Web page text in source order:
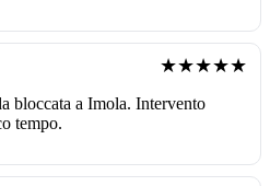
★★★★★
bloccata a Imola. Intervento
tempo.